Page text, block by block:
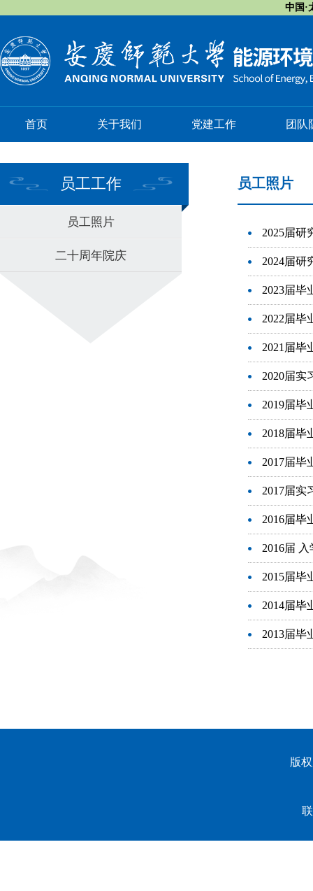
中国·
首页 关于我们 党建工作 团队
员工工作
员工照片
二十周年院庆
员工照片
2025届研
2024届研
2023届毕
2022届毕
2021届毕
2020届实
2019届毕
2018届毕
2017届毕
2017届实
2016届毕
2016届
2015届毕
2014届毕
2013届毕
版